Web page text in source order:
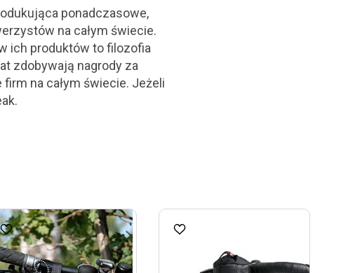
ponadczasowe,
na całym świecie.
ich produktów to filozofia
zdobywają nagrody za
na całym świecie. Jeżeli